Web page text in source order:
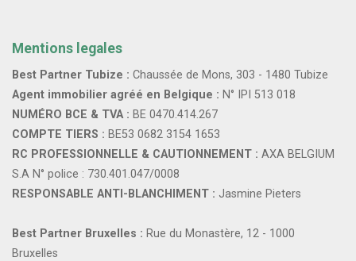
Mentions legales
Best Partner Tubize : Chaussée de Mons, 303 - 1480 Tubize
Agent immobilier agréé en Belgique : N° IPI 513 018
NUMÉRO BCE & TVA : BE 0470.414.267
COMPTE TIERS : BE53 0682 3154 1653
RC PROFESSIONNELLE & CAUTIONNEMENT : AXA BELGIUM
S.A N° police : 730.401.047/0008
RESPONSABLE ANTI-BLANCHIMENT : Jasmine Pieters
Best Partner Bruxelles : Rue du Monastère, 12 - 1000
Bruxelles